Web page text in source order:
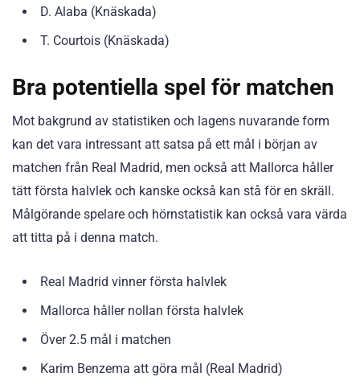
D. Alaba (Knäskada)
T. Courtois (Knäskada)
Bra potentiella spel för matchen
Mot bakgrund av statistiken och lagens nuvarande form
kan det vara intressant att satsa på ett mål i början av
matchen från Real Madrid, men också att Mallorca håller
tätt första halvlek och kanske också kan stå för en skräll.
Målgörande spelare och hörnstatistik kan också vara värda
att titta på i denna match.
Real Madrid vinner första halvlek
Mallorca håller nollan första halvlek
Över 2.5 mål i matchen
Karim Benzema att göra mål (Real Madrid)